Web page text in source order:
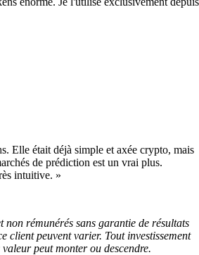
Elle était déjà simple et axée crypto, mais
de prédiction est un vrai plus.
intuitive. »
non rémunérés sans garantie de résultats
client peuvent varier. Tout investissement
peut monter ou descendre.